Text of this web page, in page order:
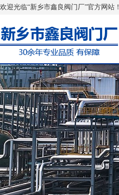
欢迎光临“新乡市鑫良阀门厂”官方网站！